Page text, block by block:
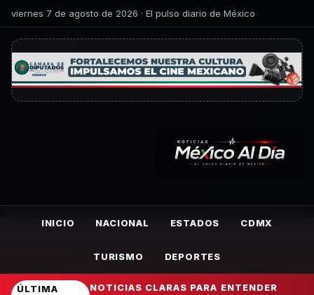
viernes 7 de agosto de 2026 · El pulso diario de México
INICIO NACIONAL ESTADOS CDMX
TURISMO DEPORTES
ÚLTIMA
NOTICIAS CLARAS PARA ENTENDER